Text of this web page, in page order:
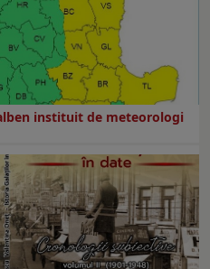
instituit de meteorologi